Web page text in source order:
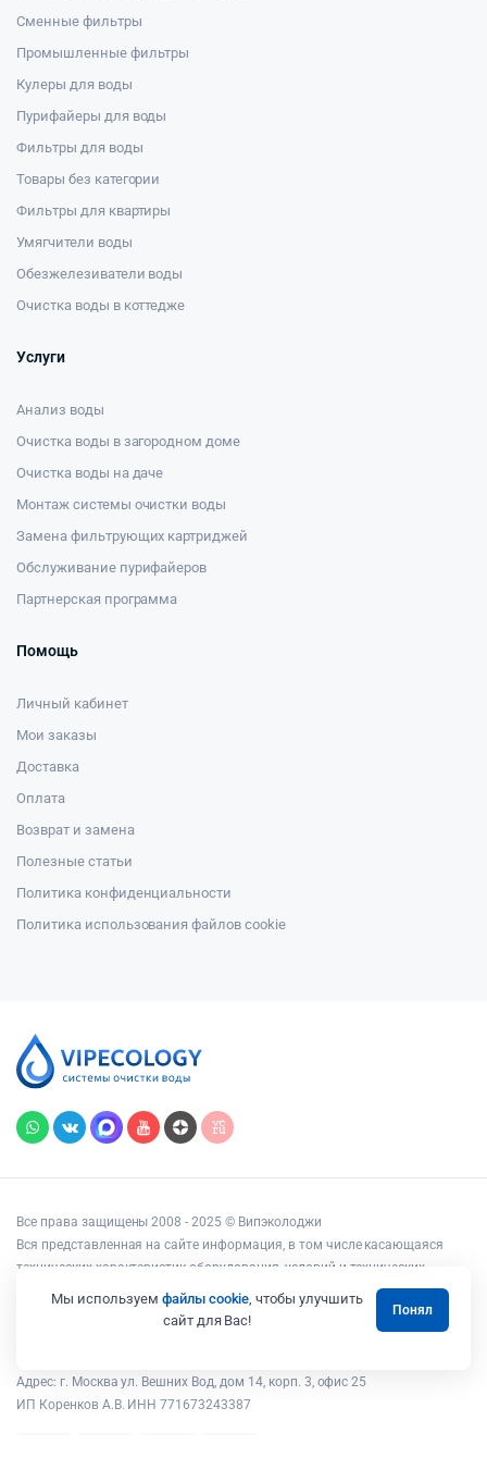
Сменные фильтры
Промышленные фильтры
Кулеры для воды
Пурифайеры для воды
Фильтры для воды
Товары без категории
Фильтры для квартиры
Умягчители воды
Обезжелезиватели воды
Очистка воды в коттедже
Услуги
Анализ воды
Очистка воды в загородном доме
Очистка воды на даче
Монтаж системы очистки воды
Замена фильтрующих картриджей
Обслуживание пурифайеров
Партнерская программа
Помощь
Личный кабинет
Мои заказы
Доставка
Оплата
Возврат и замена
Полезные статьи
Политика конфиденциальности
Политика использования файлов cookie
Все права защищены 2008 - 2025 © Випэколоджи
Вся представленная на сайте информация, в том числе касающаяся
технических характеристик оборудования, условий и технических
возможностей подключения, наличия на складе, стоимости товаров и
услуг, носит информационный характер и ни при каких условиях не
является публичной офертой, определяемой положениями статьи 437
Адрес: г. Москва ул. Вешних Вод, дом 14, корп. 3, офис 25
ИП Коренков А.В. ИНН 771673243387
Мы используем файлы cookie, чтобы улучшить
сайт для Вас!
Понял